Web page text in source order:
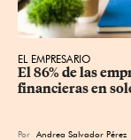
EL EMPRESARIO
El 86% de las
financieras en
Por Andrea Salvador Pérez